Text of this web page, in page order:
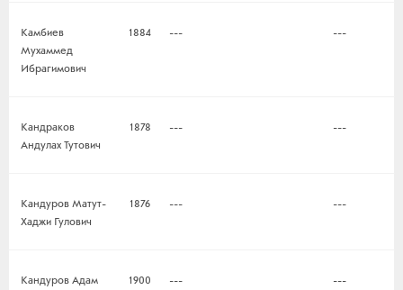
Камбиев
Мухаммед
Ибрагимович
1884 --- ---
Кандраков
Андулах Тутович
1878 --- ---
Кандуров Матут-
Хаджи Гулович
1876 --- ---
Кандуров Адам
1900 --- ---